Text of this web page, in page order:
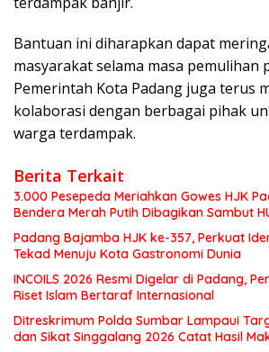
Bantuan ini diharapkan dapat
masyarakat selama masa pemulihan
Pemerintah Kota Padang juga terus
kolaborasi dengan berbagai pihak
warga terdampak.
Berita Terkait
3.000 Pesepeda Meriahkan Gowes HJK
Bendera Merah Putih Dibagikan Sambut
Padang Bajamba HJK ke-357, Perkuat
Tekad Menuju Kota Gastronomi Dunia
INCOILS 2026 Resmi Digelar di Padang,
Riset Islam Bertaraf Internasional
Ditreskrimum Polda Sumbar Lampaui
dan Sikat Singgalang 2026 Catat Hasil